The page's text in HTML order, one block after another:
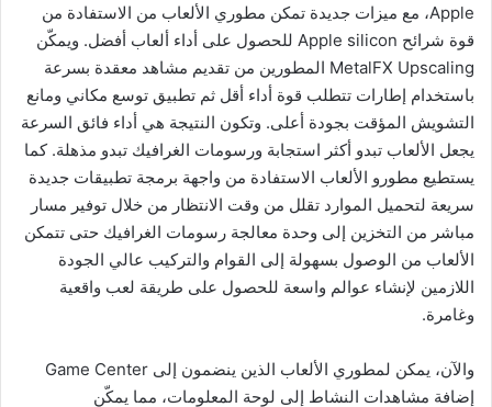
Apple، مع ميزات جديدة تمكن مطوري الألعاب من الاستفادة من
قوة شرائح Apple silicon للحصول على أداء ألعاب أفضل. ويمكّن
MetalFX Upscaling المطورين من تقديم مشاهد معقدة بسرعة
باستخدام إطارات تتطلب قوة أداء أقل ثم تطبيق توسع مكاني ومانع
التشويش المؤقت بجودة أعلى. وتكون النتيجة هي أداء فائق السرعة
يجعل الألعاب تبدو أكثر استجابة ورسومات الغرافيك تبدو مذهلة. كما
يستطيع مطورو الألعاب الاستفادة من واجهة برمجة تطبيقات جديدة
سريعة لتحميل الموارد تقلل من وقت الانتظار من خلال توفير مسار
مباشر من التخزين إلى وحدة معالجة رسومات الغرافيك حتى تتمكن
الألعاب من الوصول بسهولة إلى القوام والتركيب عالي الجودة
اللازمين لإنشاء عوالم واسعة للحصول على طريقة لعب واقعية
وغامرة.
والآن، يمكن لمطوري الألعاب الذين ينضمون إلى Game Center
إضافة مشاهدات النشاط إلى لوحة المعلومات، مما يمكّن